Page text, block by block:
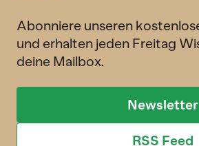
Abonniere unseren
und erhalten jeden Freitag
deine Mailbox.
Newsletter
RSS Feed